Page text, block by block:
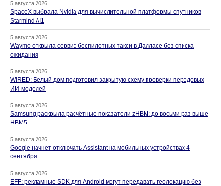
5 августа 2026
SpaceX выбрала Nvidia для вычислительной платформы спутников
Starmind AI1
5 августа 2026
Waymo открыла сервис беспилотных такси в Далласе без списка
ожидания
5 августа 2026
WIRED: Белый дом подготовил закрытую схему проверки передовых
ИИ-моделей
5 августа 2026
Samsung раскрыла расчётные показатели zHBM: до восьми раз выше
HBM5
5 августа 2026
Google начнет отключать Assistant на мобильных устройствах 4
сентября
5 августа 2026
EFF: рекламные SDK для Android могут передавать геолокацию без